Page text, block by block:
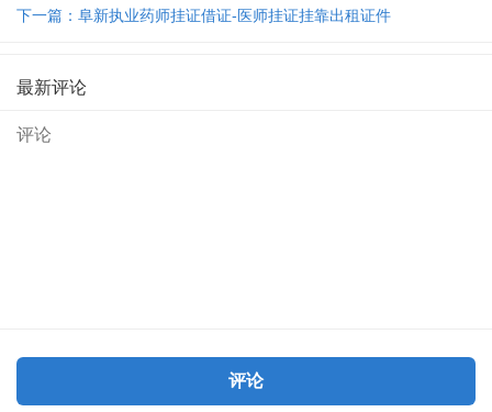
下一篇：阜新执业药师挂证借证-医师挂证挂靠出租证件
最新评论
评论